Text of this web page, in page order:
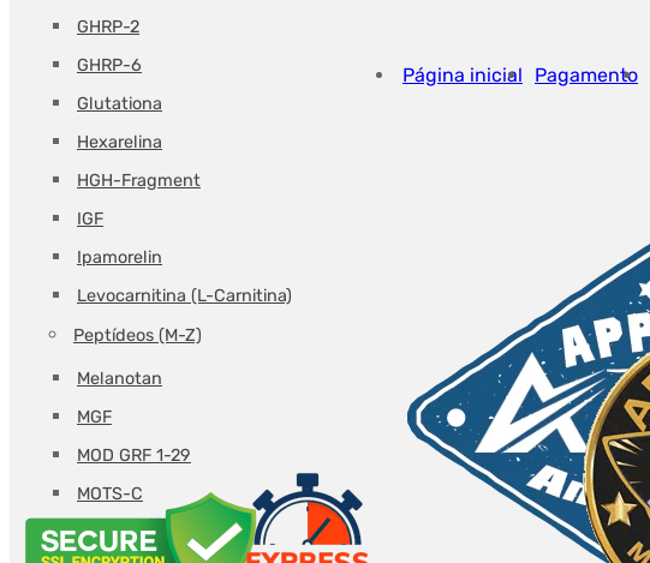
GHRP-2
GHRP-6
Glutationa
Hexarelina
HGH-Fragment
IGF
Ipamorelin
Levocarnitina (L-Carnitina)
Peptídeos (M-Z)
Melanotan
MGF
MOD GRF 1-29
MOTS-C
NAD
Página inicial Pagamento